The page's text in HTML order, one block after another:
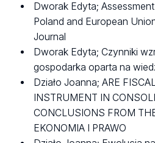
Dworak Edyta;
Poland and European
Journal
Dworak Edyta; Czynniki
gospodarka oparta na
Działo Joanna; ARE
INSTRUMENT IN
CONCLUSIONS FROM
EKONOMIA I PRAWO